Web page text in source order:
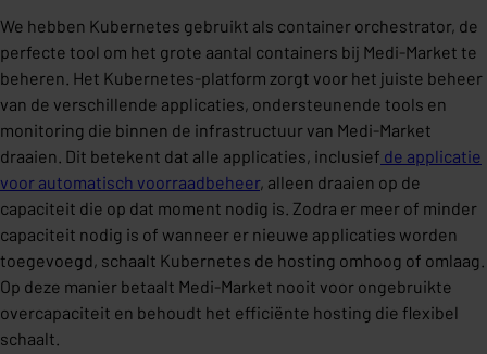
We hebben Kubernetes gebruikt als container orchestrator, de
perfecte tool om het grote aantal containers bij Medi-Market te
beheren. Het Kubernetes-platform zorgt voor het juiste beheer
van de verschillende applicaties, ondersteunende tools en
monitoring die binnen de infrastructuur van Medi-Market
draaien. Dit betekent dat alle applicaties, inclusief de applicatie
voor automatisch voorraadbeheer, alleen draaien op de
capaciteit die op dat moment nodig is. Zodra er meer of minder
capaciteit nodig is of wanneer er nieuwe applicaties worden
toegevoegd, schaalt Kubernetes de hosting omhoog of omlaag.
Op deze manier betaalt Medi-Market nooit voor ongebruikte
overcapaciteit en behoudt het efficiënte hosting die flexibel
schaalt.